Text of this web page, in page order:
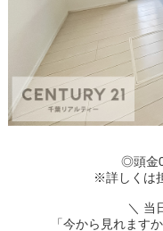
◎頭金0
※詳しくは担
＼ 当
「今から見れます